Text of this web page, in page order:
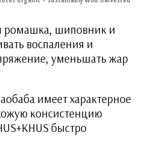
ромашка, шиповник и
воспаления и
уменьшать жар
имеет характерное
консистенцию
быстро